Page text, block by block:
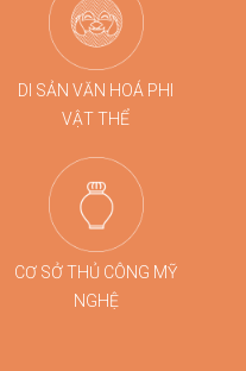
DI SẢN VĂN HOÁ PHI
VẬT THỂ
CƠ SỞ THỦ CÔNG MỸ
NGHỆ